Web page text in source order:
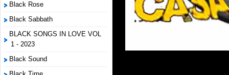
Black Rose
Black Sabbath
BLACK SONGS IN LOVE VOL
1 - 2023
Black Sound